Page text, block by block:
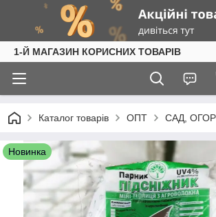
1-Й МАГАЗИН КОРИСНИХ ТОВАРІВ
Каталог товарів ОПТ САД,
Новинка